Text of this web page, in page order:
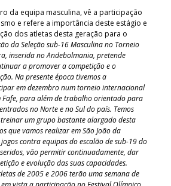
da equipa masculina, vê a participação
e refere a importância deste estágio e
dos atletas desta geração para o
da Seleção sub-16 Masculina no Torneio
inserida no Andebolmania, pretende
a promover a competição e o
Na presente época tivemos a
em dezembro num torneio internacional
Fafe, para além de trabalho orientado para
no Norte e no Sul do país. Temos
um grupo bastante alargado desta
que vamos realizar em São João da
contra equipas do escalão de sub-19 do
vão permitir continuadamente, dar
e evolução das suas capacidades.
de 2005 e 2006 terão uma semana de